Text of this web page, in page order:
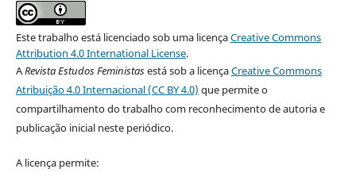
Este trabalho está licenciado sob uma licençaCreative Commons
Attribution 4.0 International License.
ARevista Estudos Feministasestá sob a licençaCreative Commons
Atribuição 4.0 Internacional (CC BY 4.0) que permite o
compartilhamento do trabalho com reconhecimento de autoria e
publicação inicial neste periódico.
A licença permite: